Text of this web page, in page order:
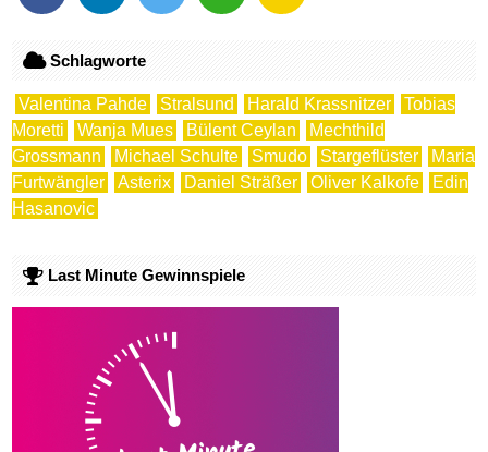
Schlagworte
Valentina Pahde Stralsund Harald Krassnitzer
Tobias
Moretti
Wanja Mues Bülent Ceylan
Mechthild
Grossmann
Michael Schulte Smudo Stargeflüster
Maria
Furtwängler
Asterix Daniel Sträßer Oliver Kalkofe
Edin
Hasanovic
Last Minute Gewinnspiele